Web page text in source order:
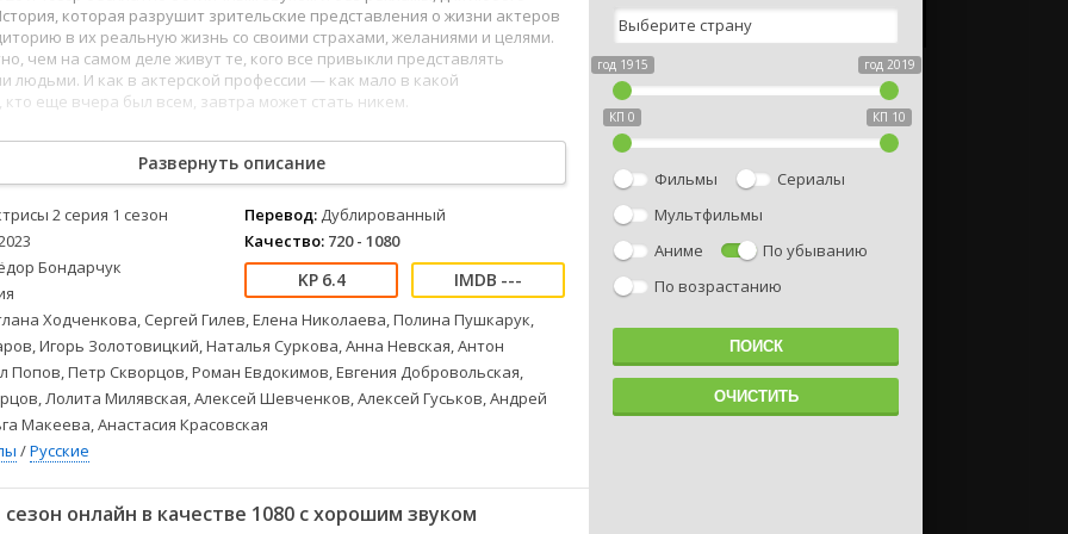
Детские
Драмы
Комедии
Спорт
Триллеры
Ужасы
2022
2021
Зарубежные
Фильмы из соцетей
которая разрушит зрительские представления о жизни актеров
в их реальную жизнь со своими страхами, желаниями и целями.
чем на самом деле живут те, кого все привыкли представлять
людьми. И как в актерской профессии — как мало в какой
кто еще вчера был всем, завтра может стать никем.
177178179180181182183184185186187188189190
Развернуть описание
2 серия 1 сезон
Бондарчук
Перевод: Дублированный
Качество: 720 - 1080
6.4 ---
Ходченкова, Сергей Гилев, Елена Николаева, Полина Пушкарук,
Игорь Золотовицкий, Наталья Суркова, Анна Невская, Антон
Попов, Петр Скворцов, Роман Евдокимов, Евгения Добровольская,
Лолита Милявская, Алексей Шевченков, Алексей Гуськов, Андрей
Макеева, Анастасия Красовская
/Русские
онлайн в качестве 1080 с хорошим звуком
год 1915 год 2019
КП 0 КП 10
Фильмы
Сериалы
Мультфильмы
Аниме
По убыванию
По возрастанию